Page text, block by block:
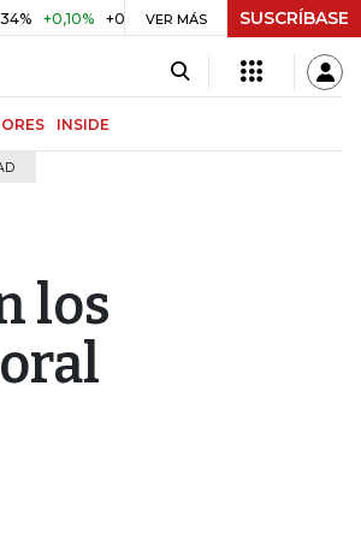
+0,98% UVR $ 416,86 +$ 0,05
VER MÁS SUSCRÍBASE
INSIDE
los